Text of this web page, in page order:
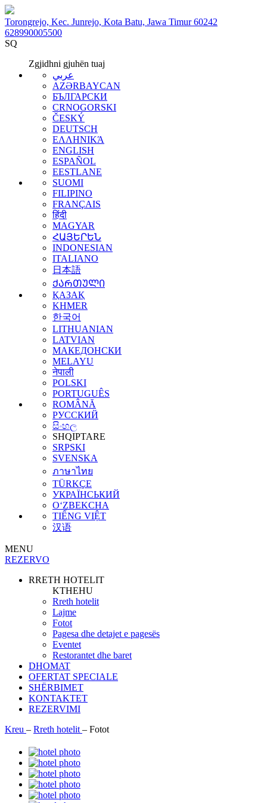
Torongrejo, Kec. Junrejo, Kota Batu, Jawa Timur 60242
628990005500
SQ
Zgjidhni gjuhën tuaj
عربي
AZƏRBAYCAN
БЪЛГАРСКИ
CRNOGORSKI
ČESKÝ
DEUTSCH
ΕΛΛΗΝΙΚΆ
ENGLISH
ESPAÑOL
EESTLANE
SUOMI
FILIPINO
FRANÇAIS
हिंदी
MAGYAR
ՀԱՅԵՐԵՆ
INDONESIAN
ITALIANO
日本語
ᲥᲐᲠᲗᲣᲚᲘ
ҚАЗАҚ
KHMER
한국어
LITHUANIAN
LATVIAN
МАКЕДОНСКИ
MELAYU
नेपाली
POLSKI
PORTUGUÊS
ROMÂNĂ
РУССКИЙ
සිංහල
SHQIPTARE
SRPSKI
SVENSKA
ภาษาไทย
TÜRKÇE
УКРАЇНСЬКИЙ
O‘ZBEKCHA
TIẾNG VIỆT
汉语
MENU
REZERVO
RRETH HOTELIT
KTHEHU
Rreth hotelit
Lajme
Fotot
Pagesa dhe detajet e pagesës
Eventet
Restorantet dhe baret
DHOMAT
OFERTAT SPECIALE
SHËRBIMET
KONTAKTET
REZERVIMI
Kreu – Rreth hotelit – Fotot